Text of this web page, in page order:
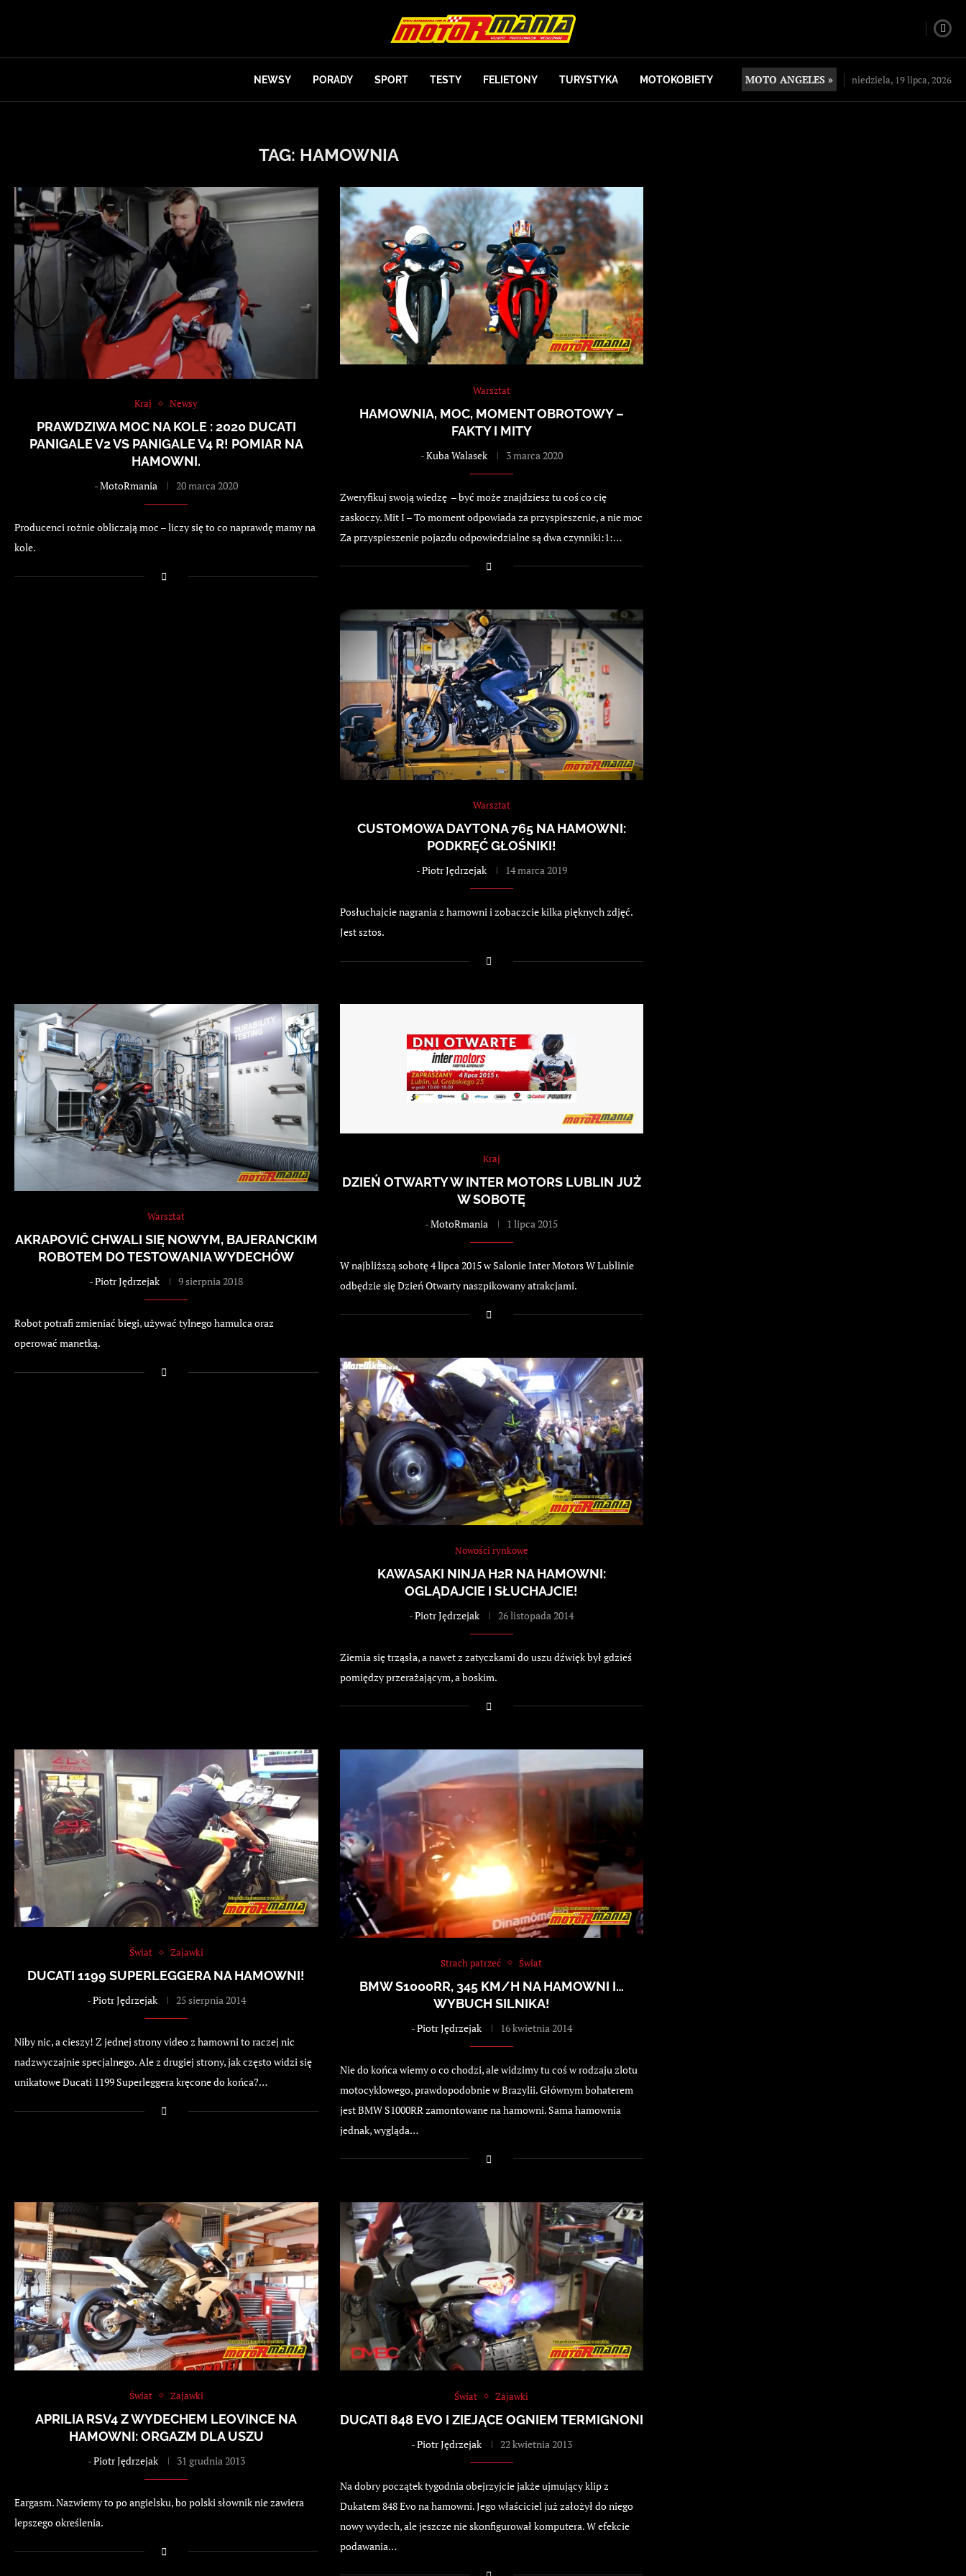
NEWSY PORADY SPORT TESTY FELIETONY TURYSTYKA MOTOKOBIETY MOTO ANGELES » niedziela, 19 lipca, 2026
TAG: HAMOWNIA
Kraj Newsy
PRAWDZIWA MOC NA KOLE : 2020 DUCATI
PANIGALE V2 VS PANIGALE V4 R! POMIAR NA
HAMOWNI.
-MotoRmania 20 marca 2020
Producenci rożnie obliczają moc – liczy się to co naprawdę mamy na
kole.
Warsztat
HAMOWNIA, MOC, MOMENT OBROTOWY –
FAKTY I MITY
-Kuba Walasek 3 marca 2020
Zweryfikuj swoją wiedzę – być może znajdziesz tu coś co cię
zaskoczy. Mit I – To moment odpowiada za przyspieszenie, a nie moc
Za przyspieszenie pojazdu odpowiedzialne są dwa czynniki:1:…
Warsztat
CUSTOMOWA DAYTONA 765 NA HAMOWNI:
PODKRĘĆ GŁOŚNIKI!
-Piotr Jędrzejak 14 marca 2019
Posłuchajcie nagrania z hamowni i zobaczcie kilka pięknych zdjęć.
Jest sztos.
Warsztat
AKRAPOVIČ CHWALI SIĘ NOWYM, BAJERANCKIM
ROBOTEM DO TESTOWANIA WYDECHÓW
-Piotr Jędrzejak 9 sierpnia 2018
Robot potrafi zmieniać biegi, używać tylnego hamulca oraz
operować manetką.
Kraj
DZIEŃ OTWARTY W INTER MOTORS LUBLIN JUŻ
W SOBOTĘ
-MotoRmania 1 lipca 2015
W najbliższą sobotę 4 lipca 2015 w Salonie Inter Motors W Lublinie
odbędzie się Dzień Otwarty naszpikowany atrakcjami.
Nowości rynkowe
KAWASAKI NINJA H2R NA HAMOWNI:
OGLĄDAJCIE I SŁUCHAJCIE!
-Piotr Jędrzejak 26 listopada 2014
Ziemia się trząsła, a nawet z zatyczkami do uszu dźwięk był gdzieś
pomiędzy przerażającym, a boskim.
Świat Zajawki
DUCATI 1199 SUPERLEGGERA NA HAMOWNI!
-Piotr Jędrzejak 25 sierpnia 2014
Niby nic, a cieszy! Z jednej strony video z hamowni to raczej nic
nadzwyczajnie specjalnego. Ale z drugiej strony, jak często widzi się
unikatowe Ducati 1199 Superleggera kręcone do końca?…
Strach patrzeć Świat
BMW S1000RR, 345 KM/H NA HAMOWNI I…
WYBUCH SILNIKA!
-Piotr Jędrzejak 16 kwietnia 2014
Nie do końca wiemy o co chodzi, ale widzimy tu coś w rodzaju zlotu
motocyklowego, prawdopodobnie w Brazylii. Głównym bohaterem
jest BMW S1000RR zamontowane na hamowni. Sama hamownia
jednak, wygląda…
Świat Zajawki
APRILIA RSV4 Z WYDECHEM LEOVINCE NA
HAMOWNI: ORGAZM DLA USZU
-Piotr Jędrzejak 31 grudnia 2013
Eargasm. Nazwiemy to po angielsku, bo polski słownik nie zawiera
lepszego określenia.
Świat Zajawki
DUCATI 848 EVO I ZIEJĄCE OGNIEM TERMIGNONI
-Piotr Jędrzejak 22 kwietnia 2013
Na dobry początek tygodnia obejrzyjcie jakże ujmujący klip z
Dukatem 848 Evo na hamowni. Jego właściciel już założył do niego
nowy wydech, ale jeszcze nie skonfigurował komputera. W efekcie
podawania…